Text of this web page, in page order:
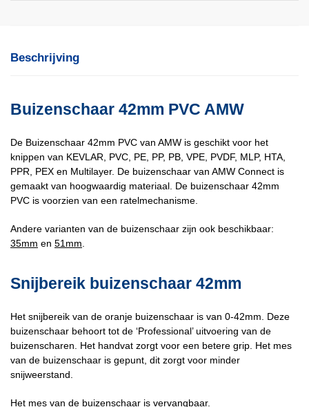
Beschrijving
Buizenschaar 42mm PVC AMW
De Buizenschaar 42mm PVC van AMW is geschikt voor het
knippen van KEVLAR, PVC, PE, PP, PB, VPE, PVDF, MLP, HTA,
PPR, PEX en Multilayer. De buizenschaar van AMW Connect is
gemaakt van hoogwaardig materiaal. De buizenschaar 42mm
PVC is voorzien van een ratelmechanisme.
Andere varianten van de buizenschaar zijn ook beschikbaar:
35mm en 51mm
Snijbereik buizenschaar 42mm
Het snijbereik van de oranje buizenschaar is van 0-42mm. Deze
buizenschaar behoort tot de ‘Professional’ uitvoering van de
buizenscharen. Het handvat zorgt voor een betere grip. Het mes
van de buizenschaar is gepunt, dit zorgt voor minder
snijweerstand.
Het mes van de buizenschaar is vervangbaar.